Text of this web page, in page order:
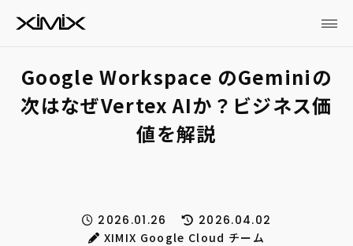
Google Workspace のGeminiの
次はなぜVertex AIか？ビジネス価
値を解説
2026.01.26
2026.04.02
XIMIX Google Cloud チーム